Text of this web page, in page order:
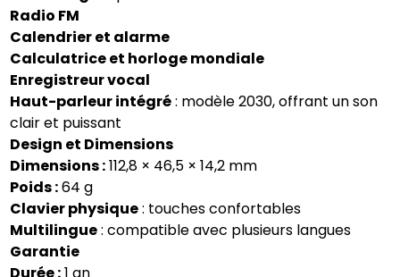
Radio FM
Calendrier et alarme
Calculatrice et horloge mondiale
Enregistreur vocal
Haut-parleur intégré: modèle 2030, offrant un son
clair et puissant
Design et Dimensions
Dimensions :112,8 × 46,5 × 14,2 mm
Poids :64 g
Clavier physique: touches confortables
Multilingue: compatible avec plusieurs langues
Garantie